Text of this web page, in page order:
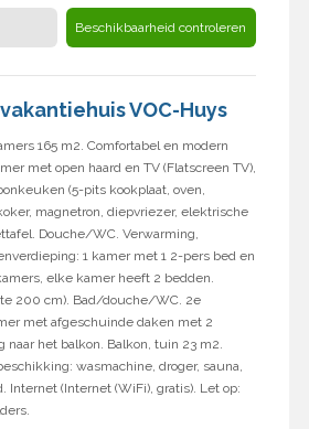
Beschikbaarheid controleren
VOC-Huys
165 m2. Comfortabel en modern
met open haard en TV (Flatscreen TV),
(5-pits kookplaat, oven,
magnetron, diepvriezer, elektrische
Douche/WC. Verwarming,
1 kamer met 1 2-pers bed en
elke kamer heeft 2 bedden.
200 cm). Bad/douche/WC. 2e
met afgeschuinde daken met 2
naar het balkon. Balkon, tuin 23 m2.
wasmachine, droger, sauna,
Internet (Internet (WiFi), gratis). Let op: